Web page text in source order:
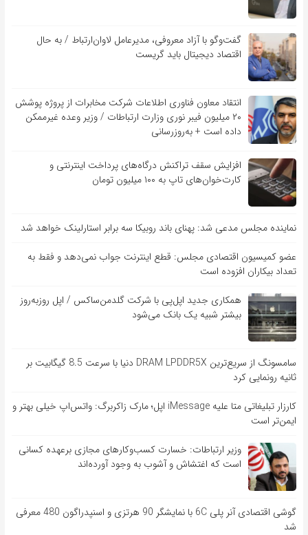
گفت‌و‌گو با آزاد معروفی، مدیرعامل لاوان‌ارتباط / به حال
اقتصاد دیجیتال باید گریست
انتقاد معاون فناوری اطلاعات شرکت مخابرات از پروژه پوشش
۲۰ میلیون فیبر نوری وزارت ارتباطات / وزیر وعده غیرممکن
داده است + به‌روزرسانی
افزایش سقف تراکنش درگاه‌های پرداخت اینترنتی و
کارت‌خوان‌های تاپ به ۱۰۰ میلیون تومان
نماینده مجلس مدعی شد: پهنای باند روبیکا سه برابر استارلینک خواهد شد
عضو کمیسیون اقتصادی مجلس: قطع اینترنت جواب نمی‌دهد و فقط به
تعداد بیکاران افزوده است
همکاری جدید اپل‌پی با شرکت گلدمن‌ساکس / اپل روزبه‌روز
بیشتر شبیه یک بانک می‌شود
سامسونگ از سریع‌ترین DRAM LPDDR5X دنیا با سرعت 8.5 گیگابیت بر
ثانیه رونمایی کرد
کارزار تبلیغاتی متا علیه iMessage اپل؛ مارک زاکربرگ: واتس‌اپ خیلی بهتر و
ایمن‌تر است
وزیر ارتباطات: خسارت کسب‌وکارهای مجازی برعهده کسانی
است که اغتشاش و آشوب به وجود آورده‌اند
گوشی اقتصادی آنر پلی 6C با نمایشگر 90 هرتزی و اسنپدراگون 480 معرفی
شد